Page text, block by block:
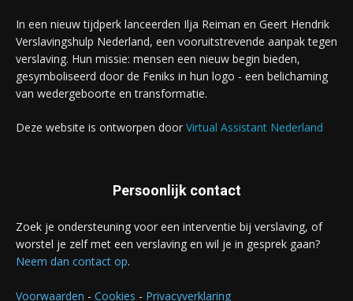
In een nieuw tijdperk lanceerden Ilja Reiman en Geert Hendrik
Verslavingshulp Nederland, een vooruitstrevende aanpak tegen
verslaving. Hun missie: mensen een nieuw begin bieden,
gesymboliseerd door de Feniks in hun logo - een belichaming
van wedergeboorte en transformatie.
Deze website is ontworpen door Virtual Assistant Nederland
Persoonlijk contact
Zoek je ondersteuning voor een interventie bij verslaving, of
worstel je zelf met een verslaving en wil je in gesprek gaan?
Neem dan contact op.
Voorwaarden - Cookies - Privacyverklaring